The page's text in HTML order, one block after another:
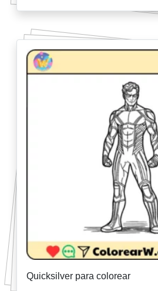
Quicksilver para colorear